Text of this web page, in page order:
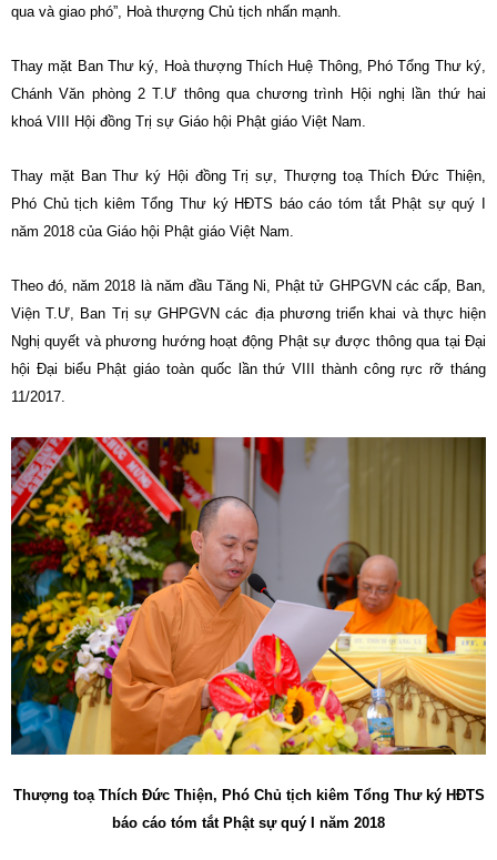
qua và giao phó”, Hoà thượng Chủ tịch nhấn mạnh.
Thay mặt Ban Thư ký, Hoà thượng Thích Huệ Thông, Phó Tổng Thư ký,
Chánh Văn phòng 2 T.Ư thông qua chương trình Hội nghị lần thứ hai
khoá VIII Hội đồng Trị sự Giáo hội Phật giáo Việt Nam.
Thay mặt Ban Thư ký Hội đồng Trị sự, Thượng toạ Thích Đức Thiện,
Phó Chủ tịch kiêm Tổng Thư ký HĐTS báo cáo tóm tắt Phật sự quý I
năm 2018 của Giáo hội Phật giáo Việt Nam.
Theo đó, năm 2018 là năm đầu Tăng Ni, Phật tử GHPGVN các cấp, Ban,
Viện T.Ư, Ban Trị sự GHPGVN các địa phương triển khai và thực hiện
Nghị quyết và phương hướng hoạt động Phật sự được thông qua tại Đại
hội Đại biểu Phật giáo toàn quốc lần thứ VIII thành công rực rỡ tháng
11/2017.
Thượng toạ Thích Đức Thiện, Phó Chủ tịch kiêm Tổng Thư ký HĐTS
báo cáo tóm tắt Phật sự quý I năm 2018